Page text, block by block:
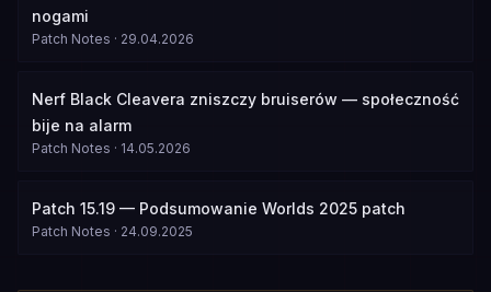
nogami
Patch Notes · 29.04.2026
Nerf Black Cleavera zniszczy bruiserów — społeczność
bije na alarm
Patch Notes · 14.05.2026
Patch 15.19 — Podsumowanie Worlds 2025 patch
Patch Notes · 24.09.2025